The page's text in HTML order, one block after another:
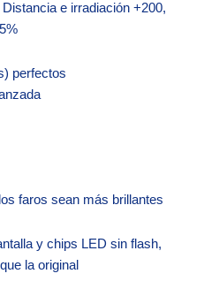
e irradiación +200,
perfectos
faros sean más brillantes
y chips LED sin flash,
la original